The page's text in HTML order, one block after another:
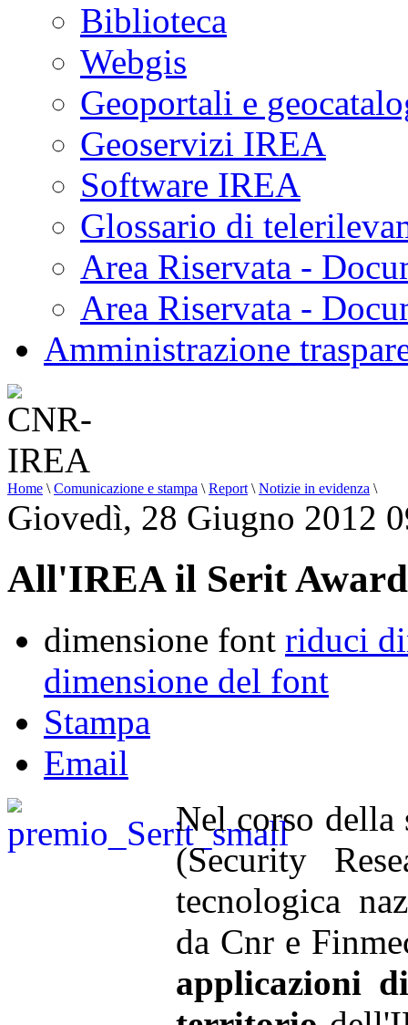
Biblioteca
Webgis
Geoportali e
Geoservizi IREA
Software IREA
Glossario di
Area Riservata -
Area Riservata -
Amministrazione
Home \ Comunicazione e stampa \ Report \ Notizie in evidenza \
Giovedì, 28 Giugno 2012
All'IREA il Serit
dimensione font riduci
dimensione del font
Stampa
Email
Nel corso della
(Security
tecnologica
da Cnr e
applicazioni